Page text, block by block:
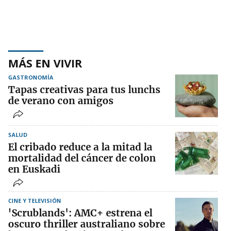
MÁS EN VIVIR
GASTRONOMÍA
Tapas creativas para tus lunchs
de verano con amigos
SALUD
El cribado reduce a la mitad la
mortalidad del cáncer de colon
en Euskadi
CINE Y TELEVISIÓN
'Scrublands': AMC+ estrena el
oscuro thriller australiano sobre